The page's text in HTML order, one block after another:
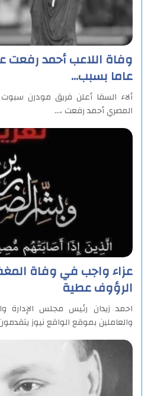
عاما بسبب…
ألاء السقا أعلن فريق مودرن
المصري أحمد رفعت ،…
عزاء واجب في وفاة
الرؤوف عطية
احمد زيدان رئيس مجلس الإدارة
والعاملين بموقع الواقع نيوز